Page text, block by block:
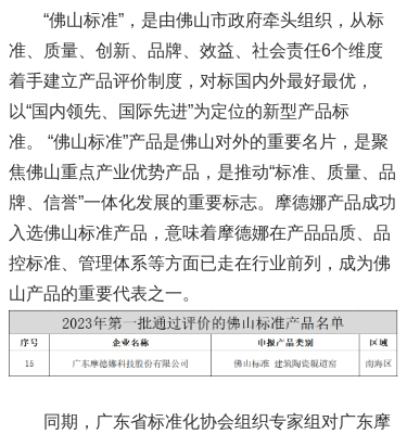
“佛山标准”，是由佛山市政府牵头组织，从标
准、质量、创新、品牌、效益、社会责任6个维度
着手建立产品评价制度，对标国内外最好最优，
以“国内领先、国际先进”为定位的新型产品标
准。 “佛山标准”产品是佛山对外的重要名片，是聚
焦佛山重点产业优势产品，是推动“标准、质量、品
牌、信誉”一体化发展的重要标志。摩德娜产品成功
入选佛山标准产品，意味着摩德娜在产品品质、品
控标准、管理体系等方面已走在行业前列，成为佛
山产品的重要代表之一。
同期，广东省标准化协会组织专家组对广东摩